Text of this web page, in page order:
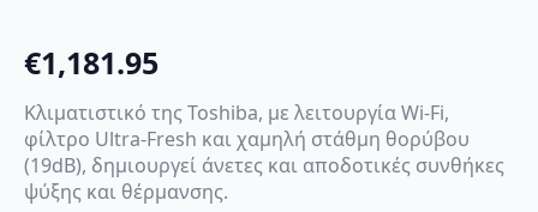
€1,181.95
Κλιματιστικό της Toshiba, με λειτουργία Wi-Fi,
φίλτρο Ultra-Fresh και χαμηλή στάθμη θορύβου
(19dB), δημιουργεί άνετες και αποδοτικές συνθήκες
ψύξης και θέρμανσης.